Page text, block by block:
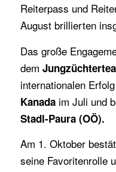
Reiterpass und
August brillierten
Das große
dem
internationalen
Kanada im Juli und
Stadl-Paura (OÖ).
Am 1. Oktober
seine Favoritenrolle